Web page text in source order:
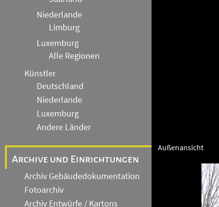
Niederlande
Limburg
Luxemburg
Alle Regionen
Künstler
Deutschland
Niederlande
Luxemburg
Andere Länder
Archive und Einrichtungen
Archiv Gebäudedokumentation
Fotoarchiv
Archiv Entwürfe / Kartons
Außenansicht